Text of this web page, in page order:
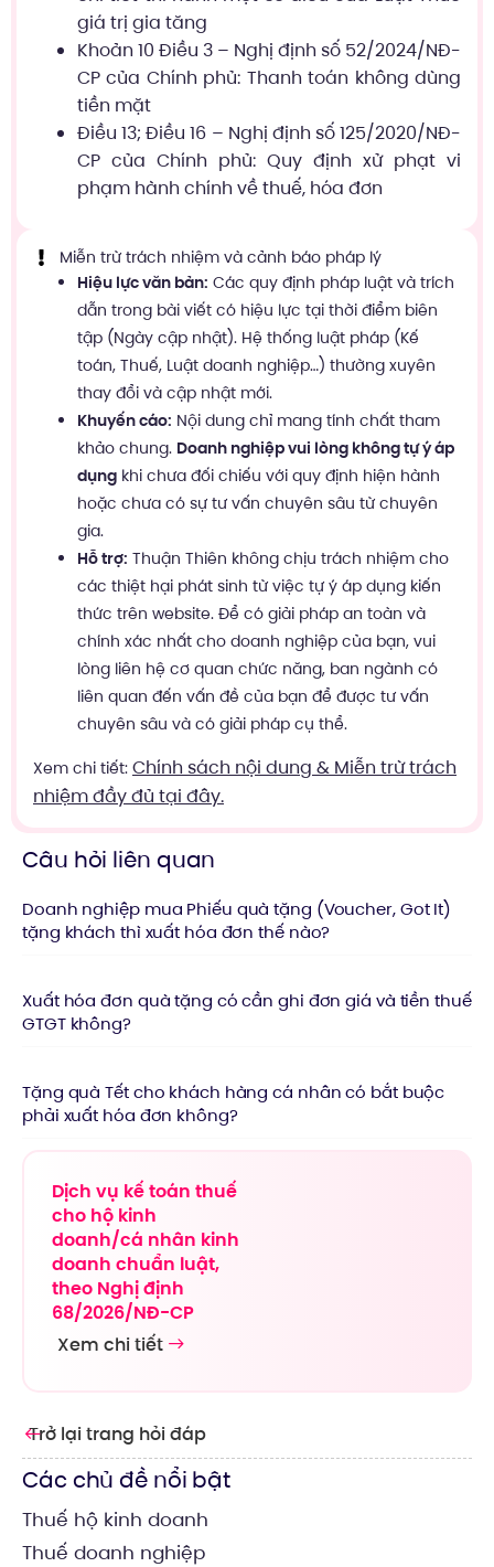
Trở lại trang hỏi đáp
Các chủ đề nổi bật
Thuế hộ kinh doanh
Thuế doanh nghiệp
giá trị gia tăng
Khoản 10 Điều 3 – Nghị định số 52/2024/NĐ-
CP của Chính phủ: Thanh toán không dùng
tiền mặt
Điều 13; Điều 16 – Nghị định số 125/2020/NĐ-
CP của Chính phủ: Quy định xử phạt vi
phạm hành chính về thuế, hóa đơn
Miễn trừ trách nhiệm và cảnh báo pháp lý
Hiệu lực văn bản: Các quy định pháp luật và trích
dẫn trong bài viết có hiệu lực tại thời điểm biên
tập (Ngày cập nhật). Hệ thống luật pháp (Kế
toán, Thuế, Luật doanh nghiệp…) thường xuyên
thay đổi và cập nhật mới.
Khuyến cáo: Nội dung chỉ mang tính chất tham
khảo chung. Doanh nghiệp vui lòng không tự ý áp
dụng khi chưa đối chiếu với quy định hiện hành
hoặc chưa có sự tư vấn chuyên sâu từ chuyên
gia.
Hỗ trợ: Thuận Thiên không chịu trách nhiệm cho
các thiệt hại phát sinh từ việc tự ý áp dụng kiến
thức trên website. Để có giải pháp an toàn và
chính xác nhất cho doanh nghiệp của bạn, vui
lòng liên hệ cơ quan chức năng, ban ngành có
liên quan đến vấn đề của bạn để được tư vấn
chuyên sâu và có giải pháp cụ thể.
Xem chi tiết: Chính sách nội dung & Miễn trừ trách
nhiệm đầy đủ tại đây.
Câu hỏi liên quan
Doanh nghiệp mua Phiếu quà tặng (Voucher, Got It)
tặng khách thì xuất hóa đơn thế nào?
Xuất hóa đơn quà tặng có cần ghi đơn giá và tiền thuế
GTGT không?
Tặng quà Tết cho khách hàng cá nhân có bắt buộc
phải xuất hóa đơn không?
Dịch vụ kế toán thuế
cho hộ kinh
doanh/cá nhân kinh
doanh chuẩn luật,
theo Nghị định
68/2026/NĐ-CP
Xem chi tiết